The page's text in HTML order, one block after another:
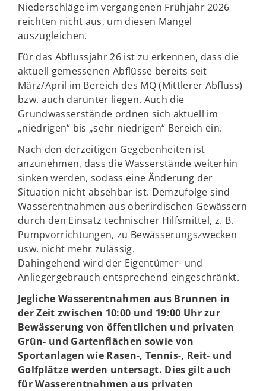
Niederschläge im vergangenen Frühjahr 2026
reichten nicht aus, um diesen Mangel
auszugleichen.
Für das Abflussjahr 26 ist zu erkennen, dass die
aktuell gemessenen Abflüsse bereits seit
März/April im Bereich des MQ (Mittlerer Abfluss)
bzw. auch darunter liegen. Auch die
Grundwasserstände ordnen sich aktuell im
„niedrigen“ bis „sehr niedrigen“ Bereich ein.
Nach den derzeitigen Gegebenheiten ist
anzunehmen, dass die Wasserstände weiterhin
sinken werden, sodass eine Änderung der
Situation nicht absehbar ist. Demzufolge sind
Wasserentnahmen aus oberirdischen Gewässern
durch den Einsatz technischer Hilfsmittel, z. B.
Pumpvorrichtungen, zu Bewässerungszwecken
usw. nicht mehr zulässig.
Dahingehend wird der Eigentümer- und
Anliegergebrauch entsprechend eingeschränkt.
Jegliche Wasserentnahmen aus Brunnen in
der Zeit zwischen 10:00 und 19:00 Uhr zur
Bewässerung von öffentlichen und privaten
Grün- und Gartenflächen sowie von
Sportanlagen wie Rasen-, Tennis-, Reit- und
Golfplätze werden untersagt. Dies gilt auch
für Wasserentnahmen aus privaten